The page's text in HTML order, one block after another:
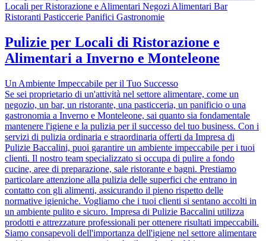
Pulizie per Locali di Ristorazione e
Alimentari a Inverno e Monteleone
Un Ambiente Impeccabile per il Tuo Successo
Se sei proprietario di un'attività nel settore alimentare, come un
negozio, un bar, un ristorante, una pasticceria, un panificio o una
gastronomia a Inverno e Monteleone, sai quanto sia fondamentale
mantenere l'igiene e la pulizia per il successo del tuo business. Con i
servizi di pulizia ordinaria e straordinaria offerti da Impresa di
Pulizie Baccalini, puoi garantire un ambiente impeccabile per i tuoi
clienti. Il nostro team specializzato si occupa di pulire a fondo
cucine, aree di preparazione, sale ristorante e bagni. Prestiamo
particolare attenzione alla pulizia delle superfici che entrano in
contatto con gli alimenti, assicurando il pieno rispetto delle
normative igieniche. Vogliamo che i tuoi clienti si sentano accolti in
un ambiente pulito e sicuro. Impresa di Pulizie Baccalini utilizza
prodotti e attrezzature professionali per ottenere risultati impeccabili.
Siamo consapevoli dell'importanza dell'igiene nel settore alimentare